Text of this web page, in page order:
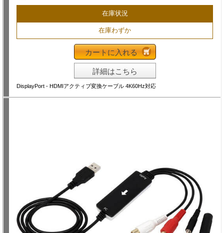
在庫状況
在庫わずか
カートに入れる
詳細はこちら
DisplayPort - HDMIアクティブ変換ケーブル 4K60Hz対応